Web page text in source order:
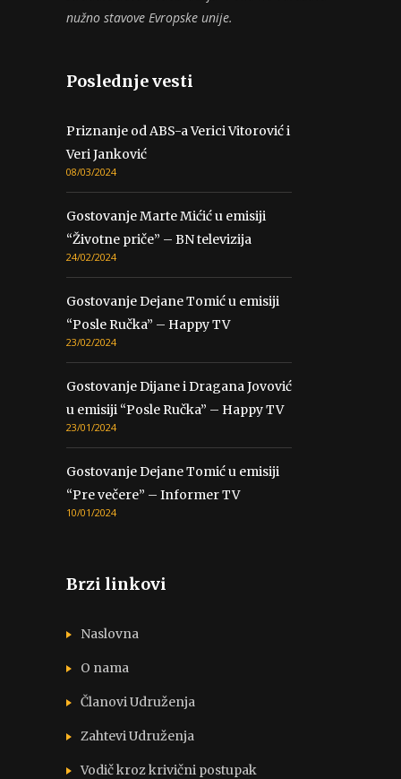
nužno stavove Evropske unije.
Poslednje vesti
Priznanje od ABS-a Verici Vitorović i
Veri Janković
08/03/2024
Gostovanje Marte Mićić u emisiji
“Životne priče” – BN televizija
24/02/2024
Gostovanje Dejane Tomić u emisiji
“Posle Ručka” – Happy TV
23/02/2024
Gostovanje Dijane i Dragana Jovović
u emisiji “Posle Ručka” – Happy TV
23/01/2024
Gostovanje Dejane Tomić u emisiji
“Pre večere” – Informer TV
10/01/2024
Brzi linkovi
Naslovna
O nama
Članovi Udruženja
Zahtevi Udruženja
Vodič kroz krivični postupak